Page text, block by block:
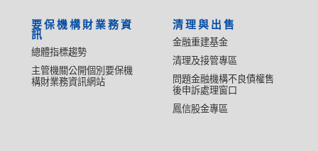
要保機構財業務資
訊
總體指標趨勢
主管機關公開個別要保機
構財業務資訊網站
清理與出售
金融重建基金
清理及接管專區
問題金融機構不良債權售
後申訴處理窗口
鳳信股金專區